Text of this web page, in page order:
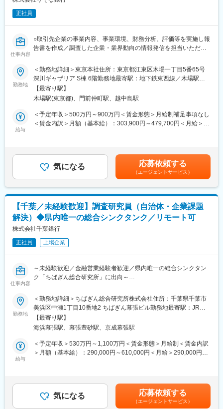
しについて講演いただきます。
地元愛や都道府県別の生活意識の変化、恋愛や結婚といったライ
フイベント関連など（過去実施例）のアンケート調査を実施し、
その考察を行うなどにも関与いただきます。
https://www.myri.co.jp/news/
■評価制度：
当社規定により、調査レポートなどを含む各種アウトプットの数
を目標として設定いただきます。
また、発信したレポートの社外評価のひとつとして、マスコミで
※こちらに関しては目標設定はいたしません。
■組織体制：
経済調査部は4名が在籍しております。
専門知識を持ったエコノミストと働くことができるため専門知識
が身につきます。育成については基本的にOJTを想定しており周
囲にいつでも質問・相談ができる環境です。
https://www.myri.co.jp/division/researcher/
変更の範囲：会社の定める業務
正社員
仕事内容
○取引先企業の事業内容、事業環境、財務分析、評価等を実施し報
告書を作成／調査した企業・業界動向の情報発信を担当いただき
○法人融資経験などを活かし、本部ポジションに挑戦いただけま
す。フォロー体制が充実した環境です。
■お任せしたい業務内容
<企業調査報告書作成業務>
・報告書の作成、企業や業界の調査内容の情報発信をお任せしま
す。
もとに作成）
・1件あたりの企業調査期間は、2～3カ月程度で、基本的にはお
増えることもあります。
<社内向けレポート作成業務>
・業界動向の調査結果をもとに、社内向けのレポートや資料の作
成にも携わって頂きます。
※その他、研修等の人財育成や、将来的には、ご本人のご希望や適
性に応じて、組織運営や管理補佐としての役割も担って頂きたい
と考えております。
■本ポジションの魅力
す。
・作成した報告書が融資案件の審査資料に用いられるため、責任
のある業務に携わることができます。
・長年、企業調査業務に携わっているベテラン社員が多く、豊富
整っています。
・情報発信や研修等の人財育成を通して、自身のプレゼン能力や
・当室内での業務経験を積み重ねることによりプロ人財としての
キャリアアップを想定していますが、一定の経験を積んで頂いた
後は、本部各部内や営業店へ異動することでのキャリアップの可
勤務地
＜勤務地詳細＞東京本社住所：東京都江東区木場一丁目5番65号
深川ギャザリア S棟 6階勤務地最寄駅：地下鉄東西線／木場駅受
動喫煙対策：屋内全面禁煙変更の範囲：本文参照
【最寄り駅】
木場駅(東京都)、門前仲町駅、越中島駅
給与
＜予定年収＞500万円～900万円＜賃金形態＞月給制補足事項なし
＜賃金内訳＞月額（基本給）：303,900円～479,700円＜月給＞
額であり、選考を通じて上下する可能性があります。賃金はあく
までも目安の金額であり、選考を通じて上下する可能性がありま
す。月給(月額)は固定手当を含めた表記です。
気になる 応募依頼する
（エージェントサービス）
【千葉／未経験歓迎】調査研究員（自治体・企業課題
解決）◆県内唯一の総合シンクタンク／リモート可
株式会社千葉銀行
正社員 上場企業
仕事内容
～未経験歓迎／金融営業経験者歓迎／県内唯一の総合シンクタン
ク「ちばぎん総合研究所」に出向～
・マクロ、ミクロの両視点からの経済分析、産業分析
・自治体（主に千葉県内）からの受託調査
・民間企業の依頼に応じたオーダーメイドのマーケティング調査
■当ポジションの魅力：
・地域の自治体や企業の課題解決ニーズが業務のスタートである
ため、業務を通じて様々な調査スキルを身につけられるだけでな
うした機会を通じて日々新たな視点に接することができるだけで
なく、人的ネットワーク（人脈）を広げることができます。
勤務地
＜勤務地詳細＞ちばぎん総合研究所株式会社住所：千葉県千葉市
美浜区中瀬1丁目10番地2 ちばぎん幕張ビル勤務地最寄駅：JR京
葉線／海浜幕張駅受動喫煙対策：屋内全面禁煙変更の範囲：当行
が指定する場所 ※配置転換や転勤・出向などの人事異動等によ
【最寄り駅】
海浜幕張駅、幕張豊砂駅、京成幕張駅
給与
＜予定年収＞530万円～1,100万円＜賃金形態＞月給制＜賃金内訳
＞月額（基本給）：290,000円～610,000円＜月給＞290,000円～
す。月給(月額)は固定手当を含めた表記です。
気になる 応募依頼する
（エージェントサービス）